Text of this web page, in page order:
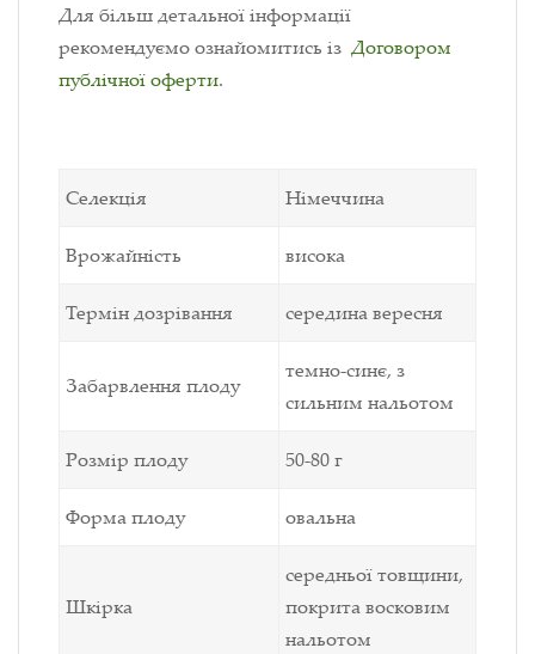
Для більш детальної інформації
рекомендуємо ознайомитись із Договором
публічної оферти.
Селекція Німеччина
Врожайність висока
Термін дозрівання середина вересня
Забарвлення плоду
темно-синє, з
сильним нальотом
Розмір плоду 50-80 г
Форма плоду овальна
Шкірка
середньої товщини,
покрита восковим
нальотом